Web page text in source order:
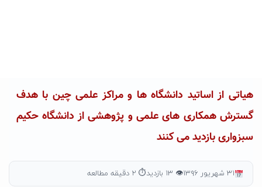
هیاتی از اساتید دانشگاه ها و مراکز علمی چین با هدف
گسترش همکاری های علمی و پژوهشی از دانشگاه حکیم
سبزواری بازدید می کنند
۳۱ شهریور ۱۳۹۶ 👁 ۱۳ بازدید ⏱ ۲ دقیقه مطالعه